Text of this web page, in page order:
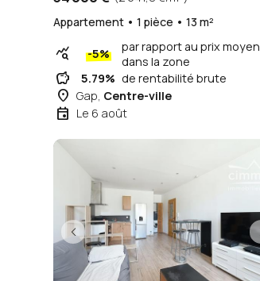
Appartement • 1 pièce • 13 m²
query_stats -5%
par rapport au prix moyen
dans la zone
savings 5.79% de rentabilité brute
place Gap, Centre-ville
event Le 6 août